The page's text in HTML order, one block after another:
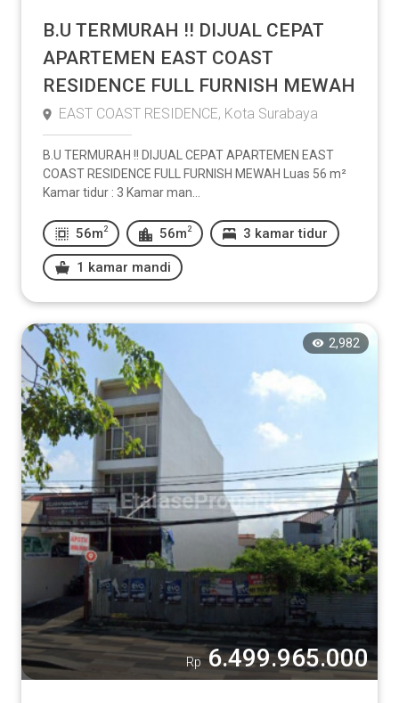
B.U TERMURAH !! DIJUAL CEPAT
APARTEMEN EAST COAST
RESIDENCE FULL FURNISH MEWAH
EAST COAST RESIDENCE, Kota Surabaya
B.U TERMURAH !! DIJUAL CEPAT APARTEMEN EAST
COAST RESIDENCE FULL FURNISH MEWAH Luas 56 m²
Kamar tidur : 3 Kamar man...
56m 2 56m 2 3 kamar tidur
1 kamar mandi
2,982
Rp 6.499.965.000